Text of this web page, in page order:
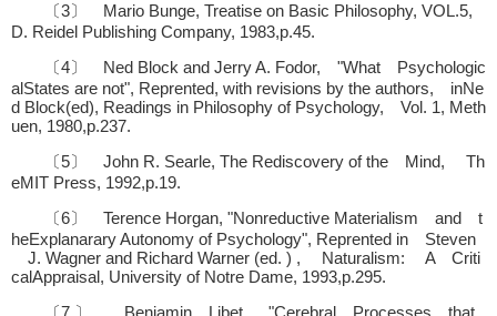
〔3〕 Mario Bunge, Treatise on Basic Philosophy, VOL.5,
D. Reidel Publishing Company, 1983,p.45.
〔4〕 Ned Block and Jerry A. Fodor, "What Psychologic
alStates are not", Reprented, with revisions by the authors, inNe
d Block(ed), Readings in Philosophy of Psychology, Vol. 1, Meth
uen, 1980,p.237.
〔5〕 John R. Searle, The Rediscovery of the Mind, Th
eMIT Press, 1992,p.19.
〔6〕 Terence Horgan, "Nonreductive Materialism and t
heExplanarary Autonomy of Psychology", Reprented in Steven
J. Wagner and Richard Warner (ed. ) , Naturalism: A Criti
calAppraisal, University of Notre Dame, 1993,p.295.
〔7 〕 Benjamin Libet, "Cerebral Processes that